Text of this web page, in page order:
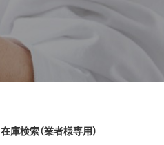
在庫検索（業者様専用）